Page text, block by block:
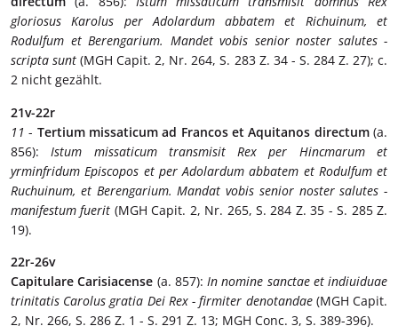
gloriosus Karolus per Adolardum abbatem et Richuinum, et
Rodulfum et Berengarium. Mandet vobis senior noster salutes -
scripta sunt (MGH Capit. 2, Nr. 264, S. 283 Z. 34 - S. 284 Z. 27); c.
2 nicht gezählt.
21v-22r
11 - Tertium missaticum ad Francos et Aquitanos directum(a.
856): Istum missaticum transmisit Rex per Hincmarum et
yrminfridum Episcopos et per Adolardum abbatem et Rodulfum et
Ruchuinum, et Berengarium. Mandat vobis senior noster salutes -
manifestum fuerit (MGH Capit. 2, Nr. 265, S. 284 Z. 35 - S. 285 Z.
19).
22r-26v
Capitulare Carisiacense (a. 857): In nomine sanctae et indiuiduae
trinitatis Carolus gratia Dei Rex - firmiter denotandae(MGH Capit.
2, Nr. 266, S. 286 Z. 1 - S. 291 Z. 13; MGH Conc. 3, S. 389-396).